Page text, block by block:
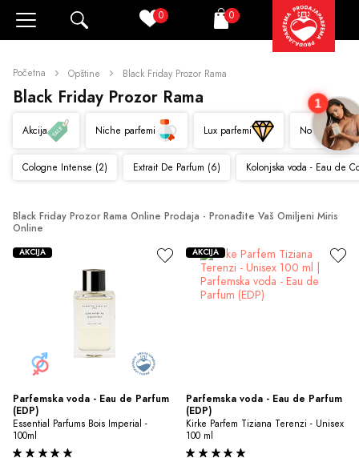
0 Korpa
0
Početna Opštine Black Friday Prozor Rama
Black Friday Prozor Rama
Akcija Niche parfemi Lux parfemi Novo
Cologne Intense (2) Extrait De Parfum (6) Kolonjska voda - Eau de
Black Friday Prozor Rama Online Prodaja - Pronađite Vaš Omiljeni Miris
Online
Parfemska voda - Eau de Parfum
(EDP)
Essential Parfums Bois Imperial -
100ml
AKCIJA
Parfemska voda - Eau de Parfum
(EDP)
Kirke Parfem Tiziana Terenzi - Unisex
100 ml
AKCIJA
1